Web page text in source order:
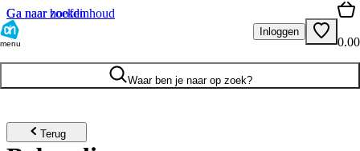
Ga naar hoofdinhoud
Ga naar zoeken
menu
Inloggen
0.00
Waar ben je naar op zoek?
Terug